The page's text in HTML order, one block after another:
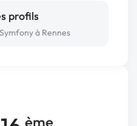
ème
profils
à Rennes